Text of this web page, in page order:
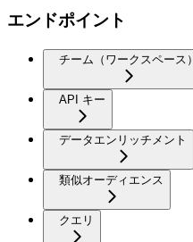
エンドポイント
チーム（ワークスペース）
API キー
データエンリッチメント
類似オーディエンス
クエリ